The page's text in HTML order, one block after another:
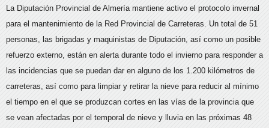
La Diputación Provincial de Almería mantiene activo el protocolo invernal
para el mantenimiento de la Red Provincial de Carreteras. Un total de 51
personas, las brigadas y maquinistas de Diputación, así como un posible
refuerzo externo, están en alerta durante todo el invierno para responder a
las incidencias que se puedan dar en alguno de los 1.200 kilómetros de
carreteras, así como para limpiar y retirar la nieve para reducir al mínimo
el tiempo en el que se produzcan cortes en las vías de la provincia que
se vean afectadas por el temporal de nieve y lluvia en las próximas 48